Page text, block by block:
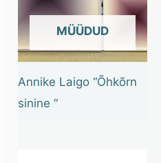
OUT OF STOCK
Annike Laigo “Õhkõrn
sinine “